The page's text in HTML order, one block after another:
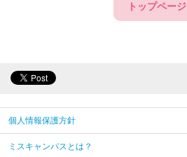
トップページ
個人情報保護方針
ミスキャンパスとは？